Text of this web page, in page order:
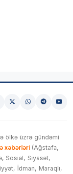
ölkə üzrə gündəmi
xəbərləri (Ağstafa,
Sosial, Siyasət,
İdman, Maraqlı,